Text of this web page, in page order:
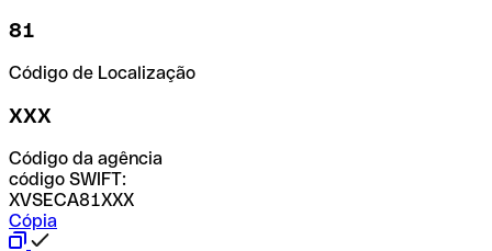
81
Código de Localização
XXX
Código da agência
código SWIFT:
XVSECA81XXX
Cópia